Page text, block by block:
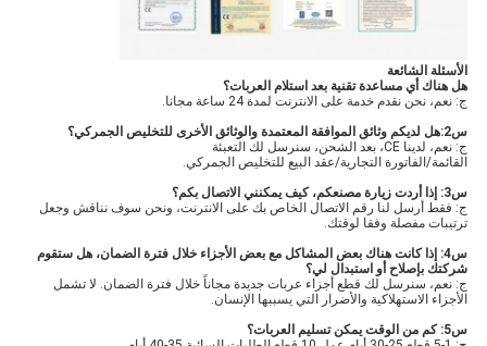
الأسئلة الشائعة
هل هناك أي مساعدة تقنية بعد استلام العربات؟
ج: نعم، نحن نقدم خدمة على الانترنت لمدة 24 ساعة مجانا.
س2:هل لديكم وثائق الموافقة المعتمدة والوثائق الأخرى للتخليص الجمركي؟
ج: نعم، لدينا CE، بعد الشحن، سنرسل لك التعبئة
القائمة/الفاتورة التجارية/عقد البيع للتخليص الجمركي.
س3: إذا أردت زيارة مصنعكم، كيف يمكنني الاتصال بكم؟
ج: فقط أرسل لنا رقم الاتصال الخاص بك على الانترنت، ونحن سوف نناقش وجعل
ترتيبات مفصلة وفقا لوقتك.
س4: إذا كانت هناك بعض المشاكل مع بعض الأجزاء خلال فترة الضمان، هل ستقوم
شركتك بإصلاح أو استبدال لي؟
ج: نعم، سنرسل لك قطع أجزاء عربات جديدة مجاناً خلال فترة الضمان. لا تشمل
الأجزاء الاستهلاكية والأضرار التي يسببها الإنسان.
س5: كم من الوقت يمكن تسليم العربات؟